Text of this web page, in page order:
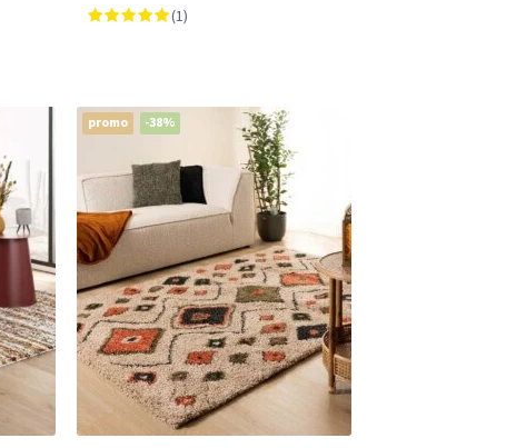
(1)
promo -38%